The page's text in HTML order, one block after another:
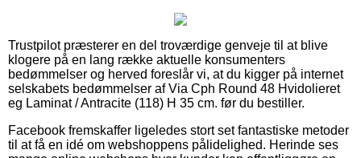
Trustpilot præsterer en del troværdige genveje til at blive
klogere på en lang række aktuelle konsumenters
bedømmelser og herved foreslår vi, at du kigger på internet
selskabets bedømmelser af Via Cph Round 48 Hvidolieret
eg Laminat / Antracite (118) H 35 cm. før du bestiller.
Facebook fremskaffer ligeledes stort set fantastiske metoder
til at få en idé om webshoppens pålidelighed. Herinde ses